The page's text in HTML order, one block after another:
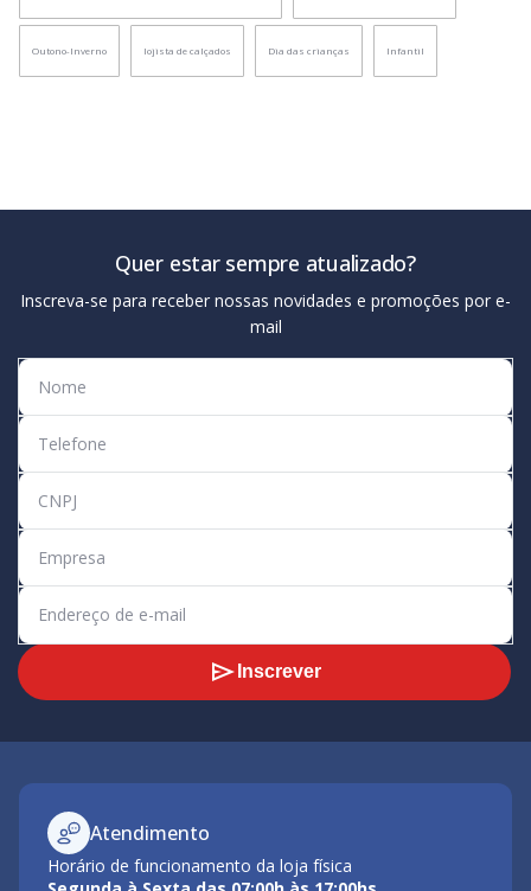
Outono-Inverno lojista de calçados Dia das crianças Infantil
Quer estar sempre atualizado?
Inscreva-se para receber nossas novidades e promoções por e-
mail
Inscrever
Atendimento
Horário de funcionamento da loja física